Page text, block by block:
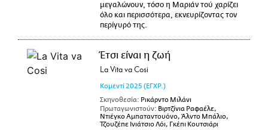
μεγαλώνουν, τόσο η Μαριάν τού χαρίζει
όλο και περισσότερα, εκνευρίζοντας τον
περίγυρό της.
Έτσι είναι η ζωή
La Vita va Cosi
Κομεντί 2025 (ΕΓΧΡ.)
Σκηνοθεσία: Ρικάρντο Μιλάνι
Πρωταγωνιστούν: Βιρτζίνια Ραφαέλε,
Ντιέγκο Αμπαταντουόνο, Άλντο Μπάλιο,
Τζουζέπε Ινιάτσιο Λόι, Γκέπι Κουτσιάρι